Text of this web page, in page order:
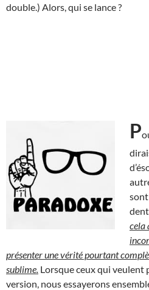
double.) Alors, qui se lance ?
P
cela
présenter une vérité pourtant
sublime. Lorsque ceux qui
version, nous essayerons